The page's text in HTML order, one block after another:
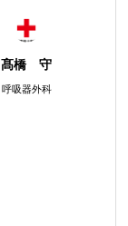
髙橋 守
呼吸器外科